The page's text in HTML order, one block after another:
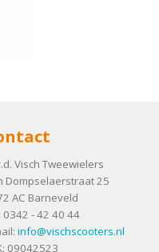
Visch Tweewielers
Dompselaerstraat 25
AC Barneveld
0342 - 42 40 44
info@vischscooters.nl
09042523